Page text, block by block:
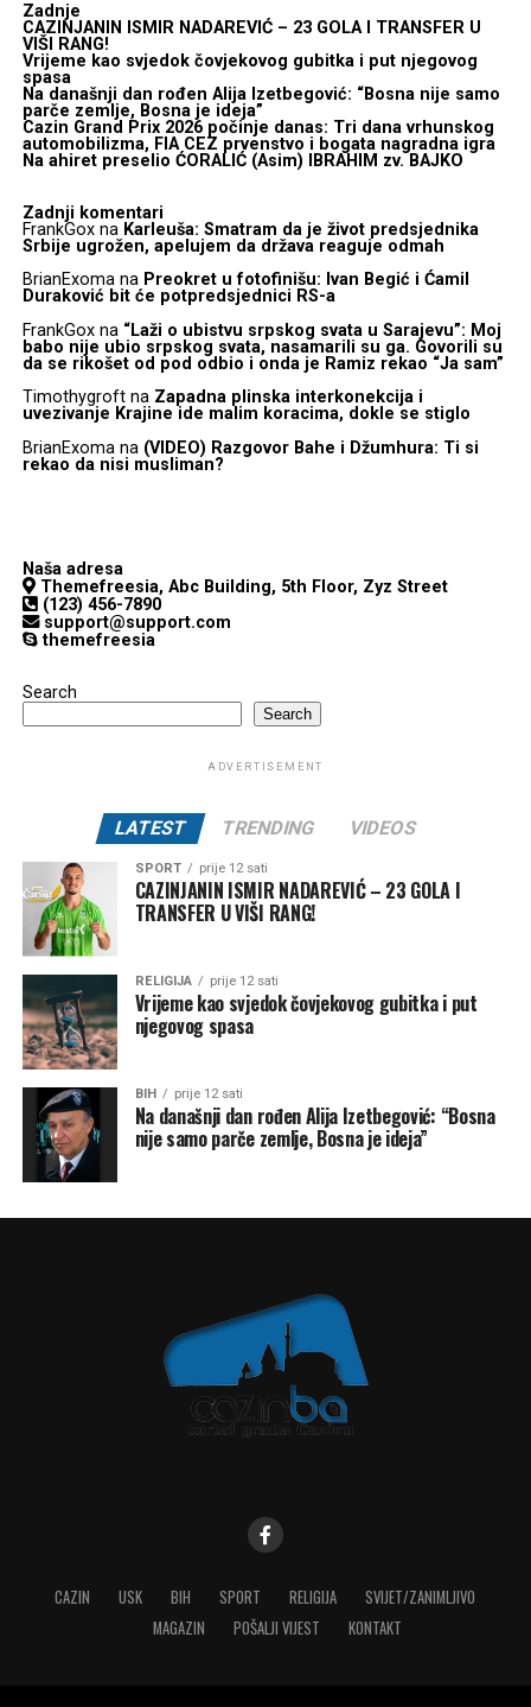
Zadnje
CAZINJANIN ISMIR NADAREVIĆ – 23 GOLA I TRANSFER U
VIŠI RANG!
Vrijeme kao svjedok čovjekovog gubitka i put njegovog
spasa
Na današnji dan rođen Alija Izetbegović: “Bosna nije samo
parče zemlje, Bosna je ideja”
Cazin Grand Prix 2026 počinje danas: Tri dana vrhunskog
automobilizma, FIA CEZ prvenstvo i bogata nagradna igra
Na ahiret preselio ĆORALIĆ (Asim) IBRAHIM zv. BAJKO
Zadnji komentari
FrankGoxna Karleuša: Smatram da je život predsjednika
Srbije ugrožen, apelujem da država reaguje odmah
BrianExomana Preokret u fotofinišu: Ivan Begić i Ćamil
Duraković bit će potpredsjednici RS-a
FrankGoxna “Laži o ubistvu srpskog svata u Sarajevu”: Moj
babo nije ubio srpskog svata, nasamarili su ga. Govorili su
da se rikošet od pod odbio i onda je Ramiz rekao “Ja sam”
Timothygroftna Zapadna plinska interkonekcija i
uvezivanje Krajine ide malim koracima, dokle se stiglo
BrianExomana (VIDEO) Razgovor Bahe i Džumhura: Ti si
rekao da nisi musliman?
Naša adresa
Themefreesia, Abc Building, 5th Floor, Zyz Street
(123) 456-7890
support@support.com
themefreesia
Search
Search
ADVERTISEMENT
LATEST TRENDING VIDEOS
SPORT prije 12 sati
CAZINJANIN ISMIR NADAREVIĆ – 23 GOLA I
TRANSFER U VIŠI RANG!
RELIGIJA prije 12 sati
Vrijeme kao svjedok čovjekovog gubitka i put
njegovog spasa
BIH prije 12 sati
Na današnji dan rođen Alija Izetbegović: “Bosna
nije samo parče zemlje, Bosna je ideja”
CAZIN USK BIH SPORT RELIGIJA
SVIJET/ZANIMLJIVO
MAGAZIN
POŠALJI VIJEST KONTAKT